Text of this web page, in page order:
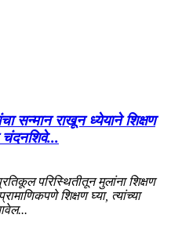
सन्मान राखून ध्येयाने शिक्षण
चंदनशिवे...
परिस्थितीतून मुलांना शिक्षण
शिक्षण घ्या, त्यांच्या